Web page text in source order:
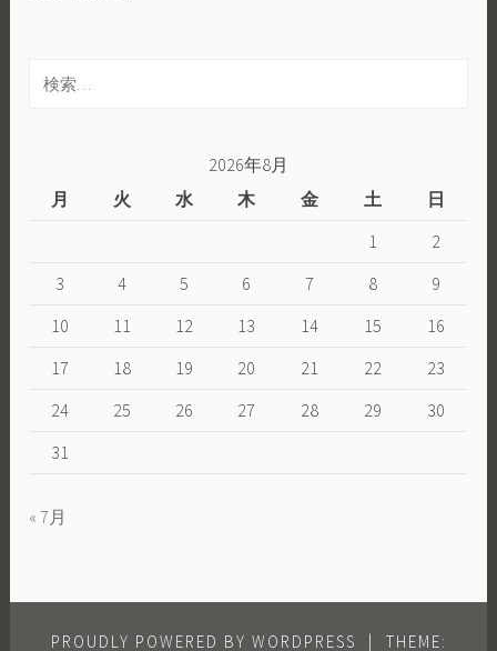
索:
2026年8月
月
火 水 木 金 土
日
1
2
3
4 5 6 7 8
9
10
11 12 13 14 15
16
17
18 19 20 21 22
23
24
25 26 27 28 29
30
31
« 7月
PROUDLY POWERED BY WORDPRESS | THEME: